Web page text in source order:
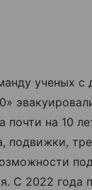
ученых
почти на 10
подвижки,
С 2022 года